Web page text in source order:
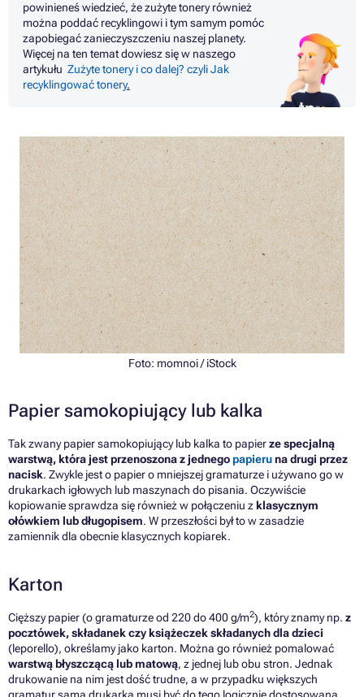
powinieneś wiedzieć, że zużyte tonery również
można poddać recyklingowi i tym samym pomóc
zapobiegać zanieczyszczeniu naszej planety.
Więcej na ten temat dowiesz się w naszego
artykułu Zużyte tonery i co dalej? czyli Jak
recyklingować tonery.
Foto: momnoi / iStock
Papier samokopiujący lub kalka
Tak zwany papier samokopiujący lub kalka to papierze specjalną
warstwą, która jest przenoszona z jednegopapieruna drugi przez
nacisk. Zwykle jest o papier o mniejszej gramaturze i używano go w
drukarkach igłowych lub maszynach do pisania. Oczywiście
kopiowanie sprawdza się również w połączeniu z klasycznym
ołówkiem lub długopisem. W przeszłości był to w zasadzie
zamiennik dla obecnie klasycznych kopiarek.
Karton
Cięższy papier (o gramaturze od 220 do 400 g/m2), który znamy np. z
pocztówek, składanek czy książeczek składanych dla dzieci
(leporello), określamy jako karton. Można go również pomalować
warstwą błyszczącą lub matową, z jednej lub obu stron. Jednak
drukowanie na nim jest dość trudne, a w przypadku większych